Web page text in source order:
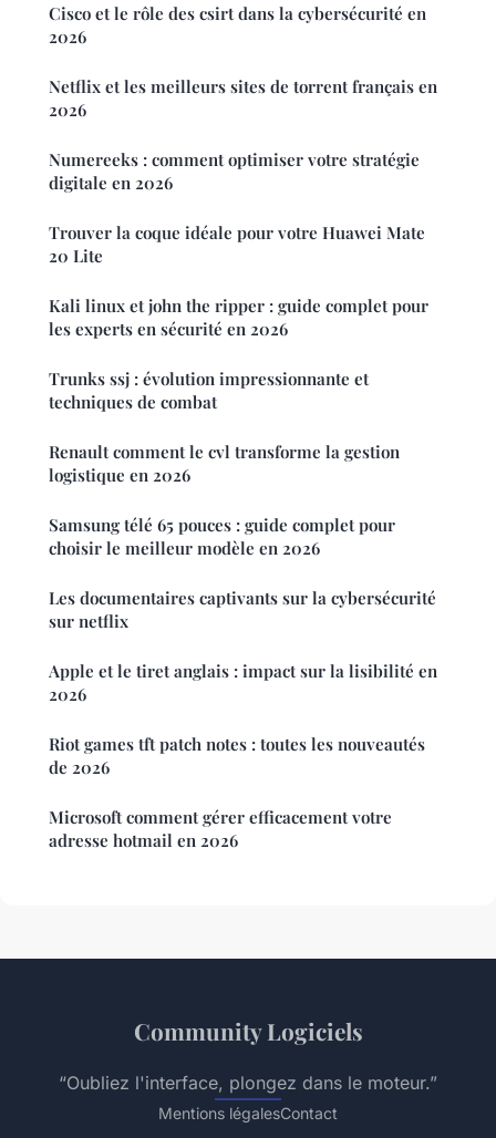
Cisco et le rôle des csirt dans la cybersécurité en
2026
Netflix et les meilleurs sites de torrent français en
2026
Numereeks : comment optimiser votre stratégie
digitale en 2026
Trouver la coque idéale pour votre Huawei Mate
20 Lite
Kali linux et john the ripper : guide complet pour
les experts en sécurité en 2026
Trunks ssj : évolution impressionnante et
techniques de combat
Renault comment le cvl transforme la gestion
logistique en 2026
Samsung télé 65 pouces : guide complet pour
choisir le meilleur modèle en 2026
Les documentaires captivants sur la cybersécurité
sur netflix
Apple et le tiret anglais : impact sur la lisibilité en
2026
Riot games tft patch notes : toutes les nouveautés
de 2026
Microsoft comment gérer efficacement votre
adresse hotmail en 2026
Community Logiciels
“Oubliez l'interface, plongez dans le moteur.”
Mentions légalesContact